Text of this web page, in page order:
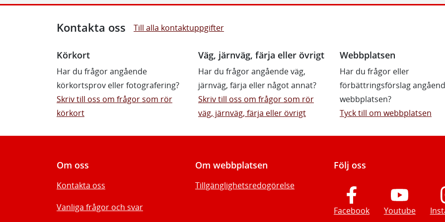
Kontakta oss Till alla kontaktuppgifter
Körkort
Har du frågor angående
körkortsprov eller fotografering?
Skriv till oss om frågor som rör
körkort
Väg, järnväg, färja eller övrigt
Har du frågor angående väg,
järnväg, färja eller något annat?
Skriv till oss om frågor som rör
väg, järnväg, färja eller övrigt
Webbplatsen
Har du frågor eller
förbättringsförslag
webbplatsen?
Tyck till om webbplatsen
Om oss
Kontakta oss
Vanliga frågor och svar
Om webbplatsen
Tillgänglighetsredogörelse
Följ oss
Facebook Youtube